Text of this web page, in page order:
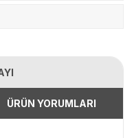
ÜRÜN YORUMLARI